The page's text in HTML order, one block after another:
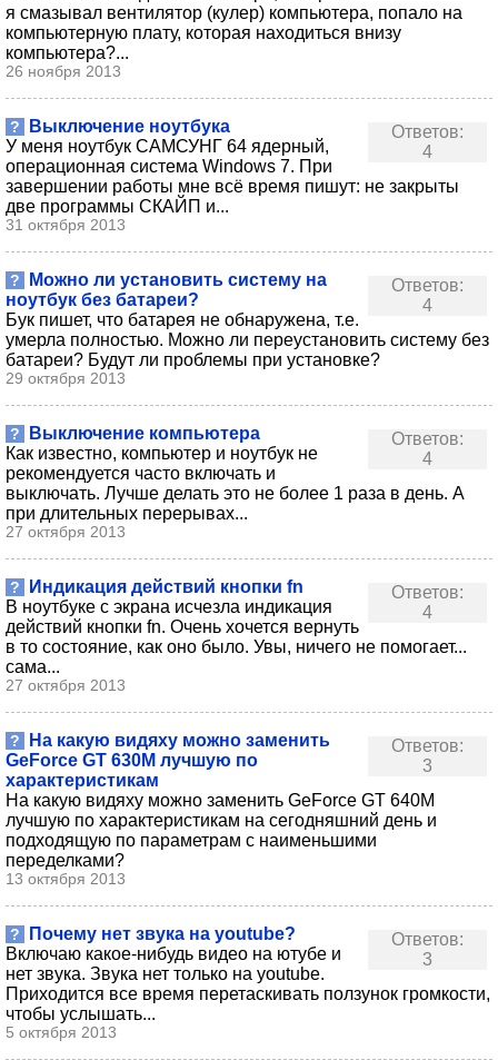
я смазывал вентилятор (кулер) компьютера, попало на
компьютерную плату, которая находиться внизу
компьютера?...
26 ноября 2013
Ответов:
4
?
Выключение ноутбука
У меня ноутбук САМСУНГ 64 ядерный,
операционная система Windows 7. При
завершении работы мне всё время пишут: не закрыты
две программы СКАЙП и...
31 октября 2013
Ответов:
4
?
Можно ли установить систему на
ноутбук без батареи?
Бук пишет, что батарея не обнаружена, т.е.
умерла полностью. Можно ли переустановить систему без
батареи? Будут ли проблемы при установке?
29 октября 2013
Ответов:
4
?
Выключение компьютера
Как известно, компьютер и ноутбук не
рекомендуется часто включать и
выключать. Лучше делать это не более 1 раза в день. А
при длительных перерывах...
27 октября 2013
Ответов:
4
?
Индикация действий кнопки fn
В ноутбуке с экрана исчезла индикация
действий кнопки fn. Очень хочется вернуть
в то состояние, как оно было. Увы, ничего не помогает...
сама...
27 октября 2013
Ответов:
3
?
На какую видяху можно заменить
GeForce GT 630M лучшую по
характеристикам
На какую видяху можно заменить GeForce GT 640M
лучшую по характеристикам на сегодняшний день и
подходящую по параметрам с наименьшими
переделками?
13 октября 2013
Ответов:
3
?
Почему нет звука на youtube?
Включаю какое-нибудь видео на ютубе и
нет звука. Звука нет только на youtube.
Приходится все время перетаскивать ползунок громкости,
чтобы услышать...
5 октября 2013